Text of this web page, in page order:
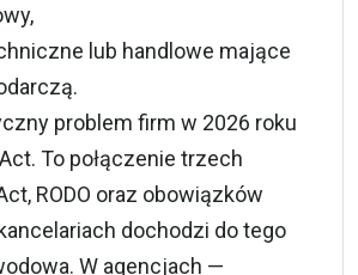
lub handlowe mające
problem firm w 2026 roku
To połączenie trzech
RODO oraz obowiązków
dochodzi do tego
W agencjach —